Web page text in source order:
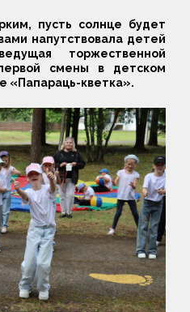
пусть солнце будет
напутствовала детей
торжественной
смены в детском
«Папараць-кветка».